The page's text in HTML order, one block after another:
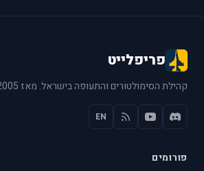
פריפלייט
קהילת הסימולטורים והתעופה בישראל. מאז 2005.
EN
פורומים